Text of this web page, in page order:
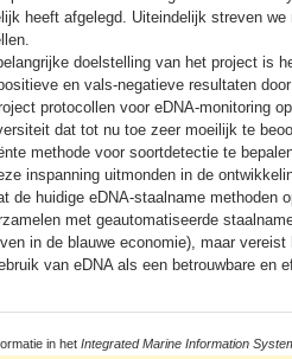
heeft afgelegd. Uiteindelijk streven
doelstelling van het project is
en vals-negatieve resultaten
protocollen voor eDNA-monitoring
dat tot nu toe zeer moeilijk te
methode voor soortdetectie te
inspanning uitmonden in de
de huidige eDNA-staalname methoden
met geautomatiseerde
in de blauwe economie), maar
van eDNA als een betrouwbare en
in het Integrated Marine Information